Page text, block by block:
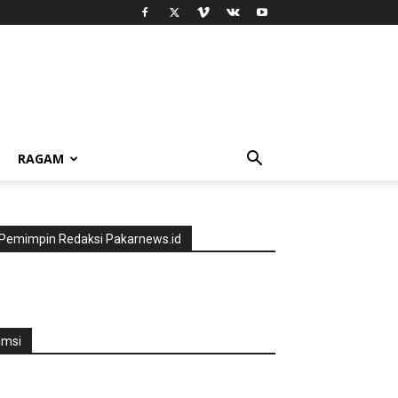
RAGAM
Pemimpin Redaksi Pakarnews.id